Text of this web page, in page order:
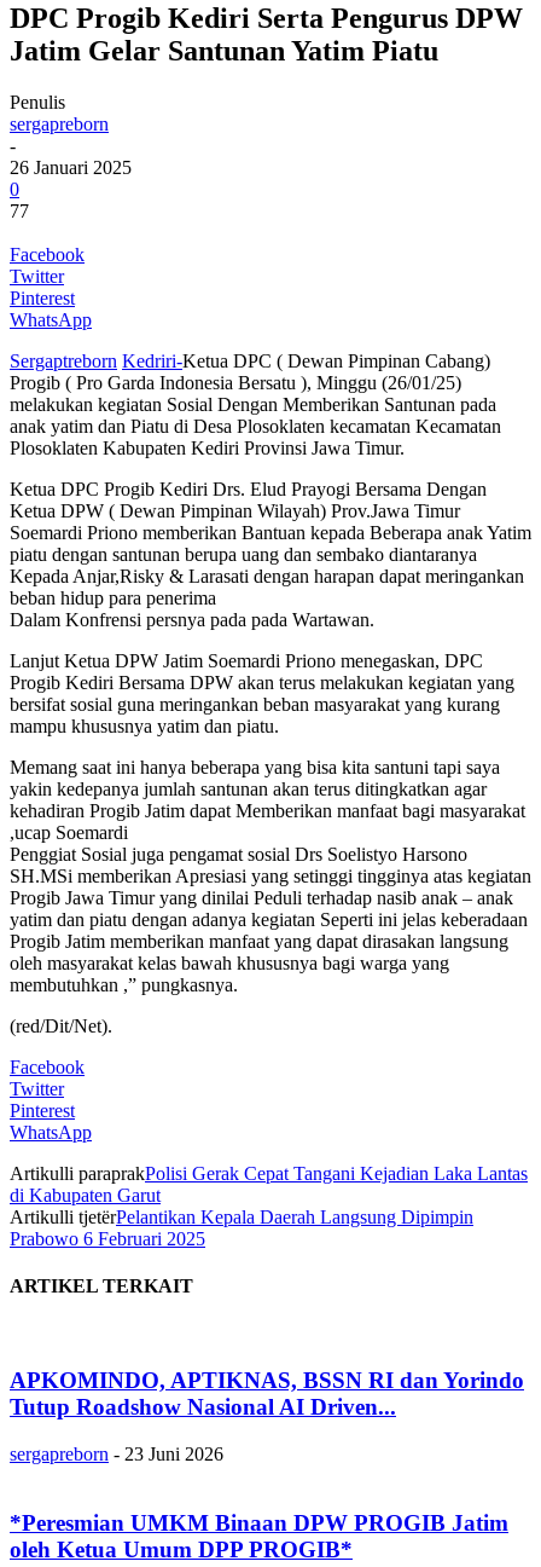
DPC Progib Kediri Serta Pengurus DPW
Jatim Gelar Santunan Yatim Piatu
Penulis
sergapreborn
-
26 Januari 2025
0
77
Facebook
Twitter
Pinterest
WhatsApp
Sergaptreborn Kedriri-Ketua DPC ( Dewan Pimpinan Cabang)
Progib ( Pro Garda Indonesia Bersatu ), Minggu (26/01/25)
melakukan kegiatan Sosial Dengan Memberikan Santunan pada
anak yatim dan Piatu di Desa Plosoklaten kecamatan Kecamatan
Plosoklaten Kabupaten Kediri Provinsi Jawa Timur.
Ketua DPC Progib Kediri Drs. Elud Prayogi Bersama Dengan
Ketua DPW ( Dewan Pimpinan Wilayah) Prov.Jawa Timur
Soemardi Priono memberikan Bantuan kepada Beberapa anak Yatim
piatu dengan santunan berupa uang dan sembako diantaranya
Kepada Anjar,Risky & Larasati dengan harapan dapat meringankan
beban hidup para penerima
Dalam Konfrensi persnya pada pada Wartawan.
Lanjut Ketua DPW Jatim Soemardi Priono menegaskan, DPC
Progib Kediri Bersama DPW akan terus melakukan kegiatan yang
bersifat sosial guna meringankan beban masyarakat yang kurang
mampu khususnya yatim dan piatu.
Memang saat ini hanya beberapa yang bisa kita santuni tapi saya
yakin kedepanya jumlah santunan akan terus ditingkatkan agar
kehadiran Progib Jatim dapat Memberikan manfaat bagi masyarakat
,ucap Soemardi
Penggiat Sosial juga pengamat sosial Drs Soelistyo Harsono
SH.MSi memberikan Apresiasi yang setinggi tingginya atas kegiatan
Progib Jawa Timur yang dinilai Peduli terhadap nasib anak – anak
yatim dan piatu dengan adanya kegiatan Seperti ini jelas keberadaan
Progib Jatim memberikan manfaat yang dapat dirasakan langsung
oleh masyarakat kelas bawah khususnya bagi warga yang
membutuhkan ,” pungkasnya.
(red/Dit/Net).
Facebook
Twitter
Pinterest
WhatsApp
Artikulli paraprakPolisi Gerak Cepat Tangani Kejadian Laka Lantas
di Kabupaten Garut
Artikulli tjetërPelantikan Kepala Daerah Langsung Dipimpin
Prabowo 6 Februari 2025
ARTIKEL TERKAIT
APKOMINDO, APTIKNAS, BSSN RI dan Yorindo
Tutup Roadshow Nasional AI Driven...
sergapreborn - 23 Juni 2026
*Peresmian UMKM Binaan DPW PROGIB Jatim
oleh Ketua Umum DPP PROGIB*